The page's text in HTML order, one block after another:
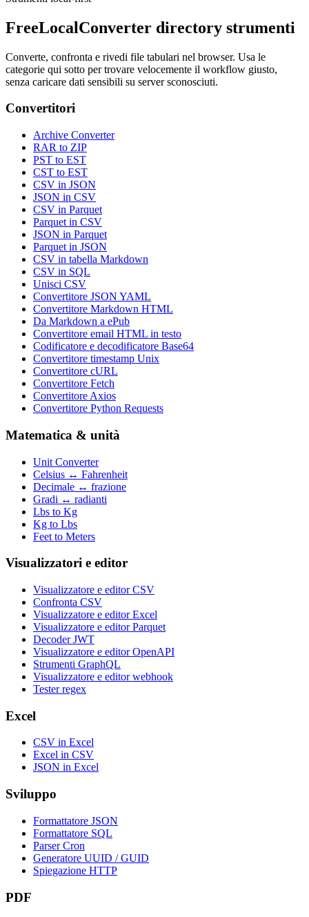
FreeLocalConverter directory strumenti
Converte, confronta e rivedi file tabulari nel browser. Usa le
categorie qui sotto per trovare velocemente il workflow giusto,
senza caricare dati sensibili su server sconosciuti.
Convertitori
Archive Converter
RAR to ZIP
PST to EST
CST to EST
CSV in JSON
JSON in CSV
CSV in Parquet
Parquet in CSV
JSON in Parquet
Parquet in JSON
CSV in tabella Markdown
CSV in SQL
Unisci CSV
Convertitore JSON YAML
Convertitore Markdown HTML
Da Markdown a ePub
Convertitore email HTML in testo
Codificatore e decodificatore Base64
Convertitore timestamp Unix
Convertitore cURL
Convertitore Fetch
Convertitore Axios
Convertitore Python Requests
Matematica & unità
Unit Converter
Celsius ↔ Fahrenheit
Decimale ↔ frazione
Gradi ↔ radianti
Lbs to Kg
Kg to Lbs
Feet to Meters
Visualizzatori e editor
Visualizzatore e editor CSV
Confronta CSV
Visualizzatore e editor Excel
Visualizzatore e editor Parquet
Decoder JWT
Visualizzatore e editor OpenAPI
Strumenti GraphQL
Visualizzatore e editor webhook
Tester regex
Excel
CSV in Excel
Excel in CSV
JSON in Excel
Sviluppo
Formattatore JSON
Formattatore SQL
Parser Cron
Generatore UUID / GUID
Spiegazione HTTP
PDF